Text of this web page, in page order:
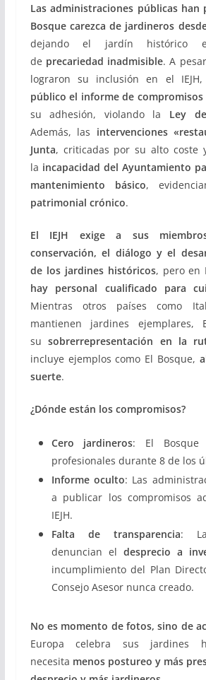
Las administraciones públicas han
Bosque carezca de jardineros
dejando el jardín histórico
de precariedad inadmisible. A
lograron su inclusión en el IEJH,
público el informe de compromisos
su adhesión, violando la Ley
Además, las intervenciones
Junta, criticadas por su alto coste
la incapacidad del Ayuntamiento
mantenimiento básico,
patrimonial crónico.
El IEJH exige a sus
conservación, el diálogo y el
de los jardines históricos, pero en
hay personal cualificado para
Mientras otros países como
mantienen jardines ejemplares,
susobrerrepresentación en la
incluye ejemplos como El Bosque,
suerte.
¿Dónde están los compromisos?
Cero jardineros: El Bosque
profesionales durante 8 de los
Informe oculto: Las
a publicar los compromisos
IEJH.
Falta de transparencia:
denuncian el desprecio a
incumplimiento del Plan
Consejo Asesor nunca creado.
No es momento de fotos, sino de
Europa celebra sus jardines
necesita menos postureo y más